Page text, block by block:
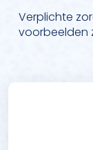
Verplichte
voorbeelden